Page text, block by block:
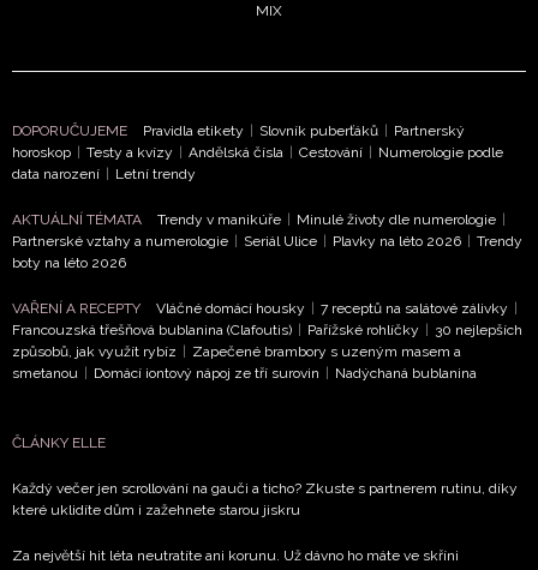
MIX
DOPORUČUJEME Pravidla etikety | Slovník puberťáků | Partnerský
horoskop | Testy a kvízy | Andělská čísla | Cestování | Numerologie podle
data narození | Letní trendy
AKTUÁLNÍ TÉMATA Trendy v manikúře | Minulé životy dle numerologie |
Partnerské vztahy a numerologie | Seriál Ulice | Plavky na léto 2026 | Trendy
boty na léto 2026
VAŘENÍ A RECEPTY Vláčné domácí housky | 7 receptů na salátové zálivky |
Francouzská třešňová bublanina (Clafoutis) | Pařížské rohlíčky | 30 nejlepších
způsobů, jak využít rybíz | Zapečené brambory s uzeným masem a
smetanou | Domácí iontový nápoj ze tří surovin | Nadýchaná bublanina
ČLÁNKY ELLE
Každý večer jen scrollování na gauči a ticho? Zkuste s partnerem rutinu, díky
které uklidíte dům i zažehnete starou jiskru
Za největší hit léta neutratíte ani korunu. Už dávno ho máte ve skříni